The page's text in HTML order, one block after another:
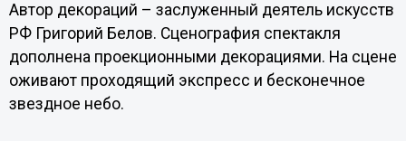
Автор декораций – заслуженный деятель искусств
РФ Григорий Белов. Сценография спектакля
дополнена проекционными декорациями. На сцене
оживают проходящий экспресс и бесконечное
звездное небо.